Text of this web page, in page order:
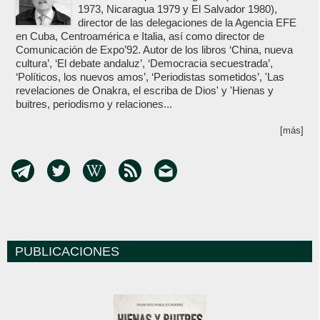
1973, Nicaragua 1979 y El Salvador 1980),
director de las delegaciones de la Agencia EFE
en Cuba, Centroamérica e Italia, así como director de
Comunicación de Expo’92. Autor de los libros ‘China, nueva
cultura’, ‘El debate andaluz’, ‘Democracia secuestrada’,
‘Políticos, los nuevos amos’, ‘Periodistas sometidos’, 'Las
revelaciones de Onakra, el escriba de Dios' y 'Hienas y
buitres, periodismo y relaciones...
[más]
PUBLICACIONES